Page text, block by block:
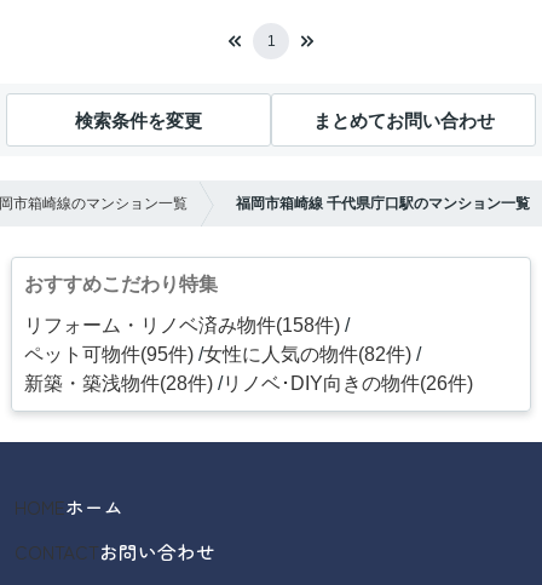
1
検索条件を変更 まとめてお問い合わせ
市箱崎線のマンション一覧 福岡市箱崎線 千代県庁口駅のマンション一覧
おすすめこだわり特集
リフォーム・リノベ済み物件(158件)
ペット可物件(95件) 女性に人気の物件(82件)
新築・築浅物件(28件) リノベ･DIY向きの物件(26件)
HOMEホーム
CONTACTお問い合わせ